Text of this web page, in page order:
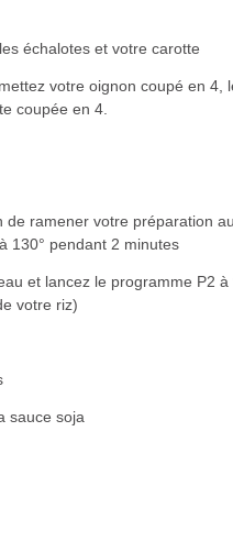
échalotes et votre carotte
votre oignon coupé en 4,
coupée en 4.
de ramener votre préparation au
130° pendant 2 minutes
et lancez le programme P2 à
votre riz)
sauce soja